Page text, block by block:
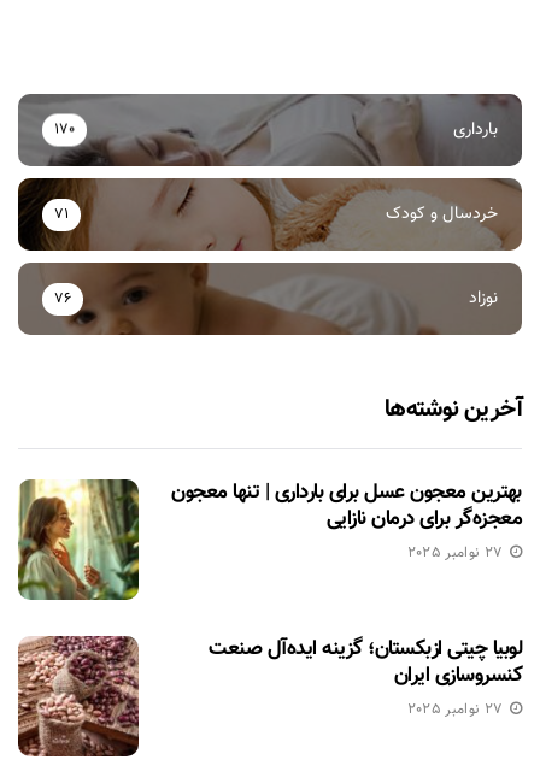
بارداری 170
خردسال و کودک 71
نوزاد 76
آخرین نوشته‌ها
بهترین معجون عسل برای بارداری | تنها معجون
معجزه‌گر برای درمان نازایی
27 نوامبر 2025
لوبیا چیتی ازبکستان؛ گزینه ایده‌آل صنعت
کنسروسازی ایران
27 نوامبر 2025